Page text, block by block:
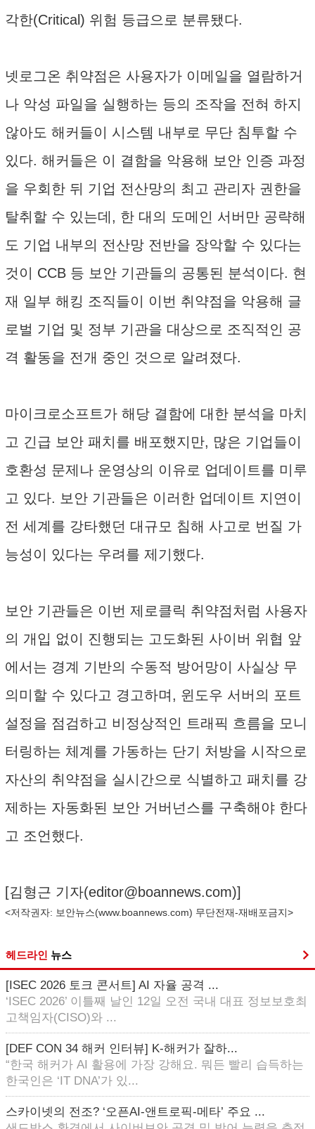
각한(Critical) 위험 등급으로 분류됐다.
넷로그온 취약점은 사용자가 이메일을 열람하거
나 악성 파일을 실행하는 등의 조작을 전혀 하지
않아도 해커들이 시스템 내부로 무단 침투할 수
있다. 해커들은 이 결함을 악용해 보안 인증 과정
을 우회한 뒤 기업 전산망의 최고 관리자 권한을
탈취할 수 있는데, 한 대의 도메인 서버만 공략해
도 기업 내부의 전산망 전반을 장악할 수 있다는
것이 CCB 등 보안 기관들의 공통된 분석이다. 현
재 일부 해킹 조직들이 이번 취약점을 악용해 글
로벌 기업 및 정부 기관을 대상으로 조직적인 공
격 활동을 전개 중인 것으로 알려졌다.
마이크로소프트가 해당 결함에 대한 분석을 마치
고 긴급 보안 패치를 배포했지만, 많은 기업들이
호환성 문제나 운영상의 이유로 업데이트를 미루
고 있다. 보안 기관들은 이러한 업데이트 지연이
전 세계를 강타했던 대규모 침해 사고로 번질 가
능성이 있다는 우려를 제기했다.
보안 기관들은 이번 제로클릭 취약점처럼 사용자
의 개입 없이 진행되는 고도화된 사이버 위협 앞
에서는 경계 기반의 수동적 방어망이 사실상 무
의미할 수 있다고 경고하며, 윈도우 서버의 포트
설정을 점검하고 비정상적인 트래픽 흐름을 모니
터링하는 체계를 가동하는 단기 처방을 시작으로
자산의 취약점을 실시간으로 식별하고 패치를 강
제하는 자동화된 보안 거버넌스를 구축해야 한다
고 조언했다.
[김형근 기자(editor@boannews.com)]
<저작권자: 보안뉴스(www.boannews.com) 무단전재-재배포금지>
헤드라인 뉴스
[ISEC 2026 토크 콘서트] AI 자율 공격 ...
‘ISEC 2026’ 이틀째 날인 12일 오전 국내 대표 정보보호최
고책임자(CISO)와 ...
[DEF CON 34 해커 인터뷰] K-해커가 잘하...
“한국 해커가 AI 활용에 가장 강해요. 뭐든 빨리 습득하는
한국인은 ‘IT DNA’가 있...
스카이넷의 전조? ‘오픈AI-앤트로픽-메타’ 주요 ...